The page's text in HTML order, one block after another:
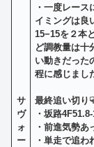
サ
ヴ
ォ
ー
・一度レー
イミングは良
15−15を２本
ど調教量は十
い動きだった
程に感じまし
最終追い切
・坂路
・前進気勢
・単走で追